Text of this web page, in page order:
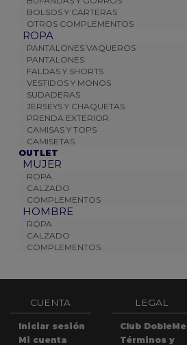
BOLSOS Y CARTERAS
OTROS COMPLEMENTOS
ROPA
PANTALONES VAQUEROS
PANTALONES
FALDAS Y SHORTS
VESTIDOS Y MONOS
SUDADERAS
JERSEYS Y CHAQUETAS
PRENDA EXTERIOR
CAMISAS Y TOPS
CAMISETAS
OUTLET
MUJER
ROPA
CALZADO
COMPLEMENTOS
HOMBRE
ROPA
CALZADO
COMPLEMENTOS
CUENTA
Iniciar sesión
Mi cuenta
LEGAL
Club DobleMe
Términos y